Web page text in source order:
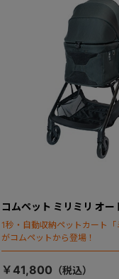
コムペット ミリミリ オー
1秒・自動収納ペットカート
がコムペットから登場！
￥41,800